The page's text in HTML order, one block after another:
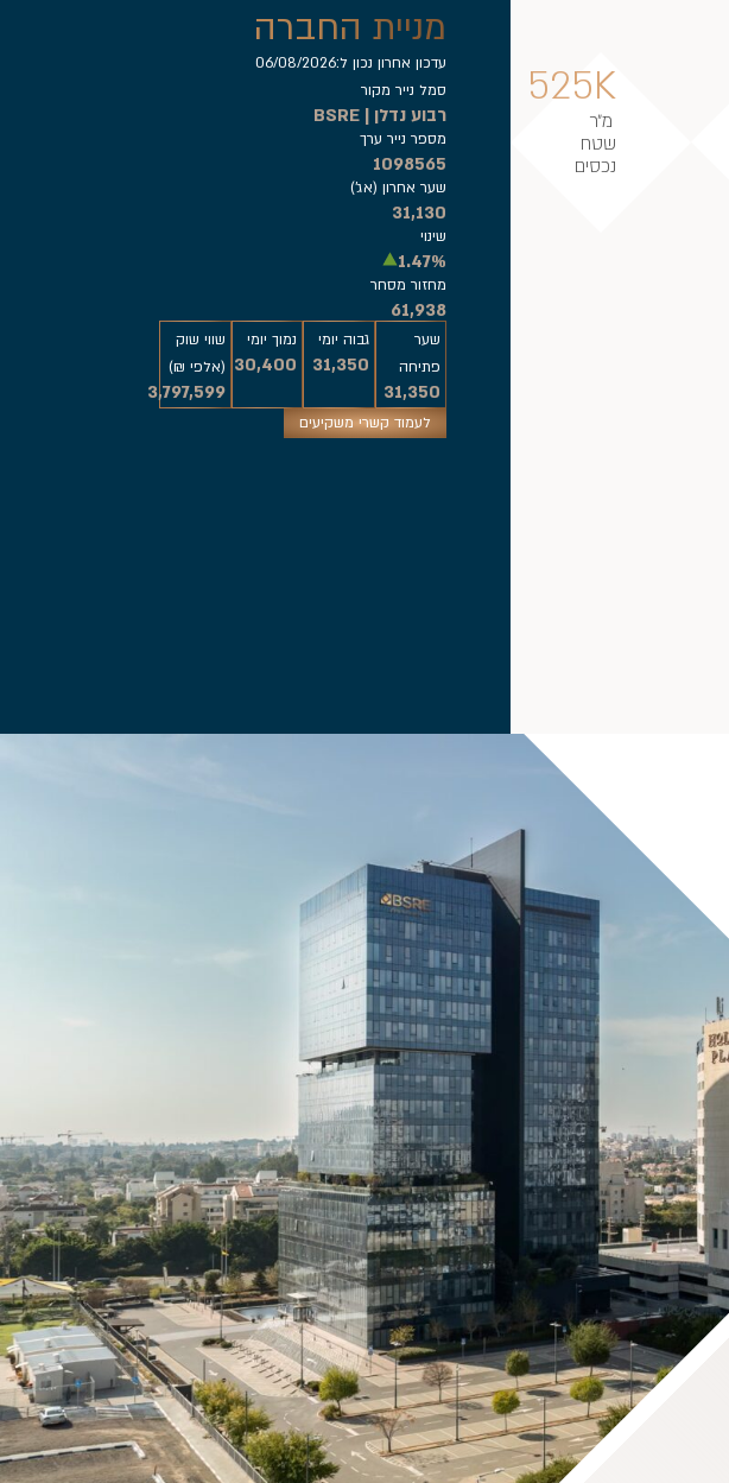
מניית החברה
עדכון אחרון נכון ל:06/08/2026
סמל נייר מקור
רבוע נדלן | BSRE
מספר נייר ערך
1098565
שער אחרון (אג')
31,130
שינוי
1.47%
מחזור מסחר
61,938
שער
פתיחה
31,350
גבוה יומי
31,350
נמוך יומי
30,400
שווי שוק
(אלפי ₪)
3,797,599
לעמוד קשרי משקיעים
525K
מ״ר
שטח
נכסים